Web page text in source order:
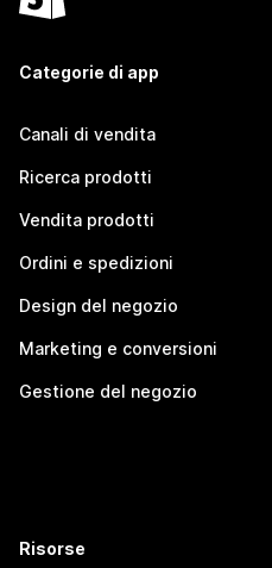
Categorie di app
Canali di vendita
Ricerca prodotti
Vendita prodotti
Ordini e spedizioni
Design del negozio
Marketing e conversioni
Gestione del negozio
Risorse